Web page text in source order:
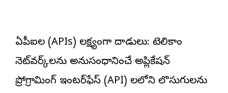
ఏపీఐల (APIs) లక్ష్యంగా దాడులు: టెలికాం
నెట్‌వర్క్‌లను అనుసంధానించే అప్లికేషన్
ప్రోగ్రామింగ్ ఇంటర్‌ఫేస్ (API) లలోని లొసుగులను